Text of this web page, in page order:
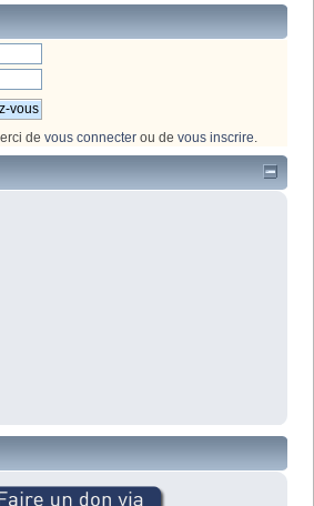
de vous connecter ou de vous inscrire